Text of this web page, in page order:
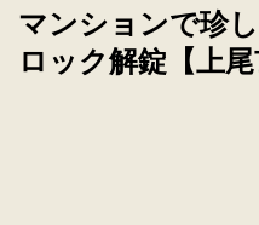
マンションで珍
ロック解錠【上尾